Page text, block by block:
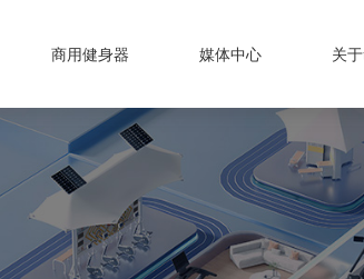
商用健身器 媒体中心 关